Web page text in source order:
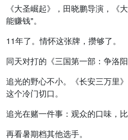
《大圣崛起》，田晓鹏导演，
能赚钱"。
11年了。情怀这张牌，攒够了。
同天对打的《三国第一部：争洛
追光的野心不小。《长安三万里
这个冷门切口。
追光在赌一件事：观众的口味，
再看暑期档其他选手。